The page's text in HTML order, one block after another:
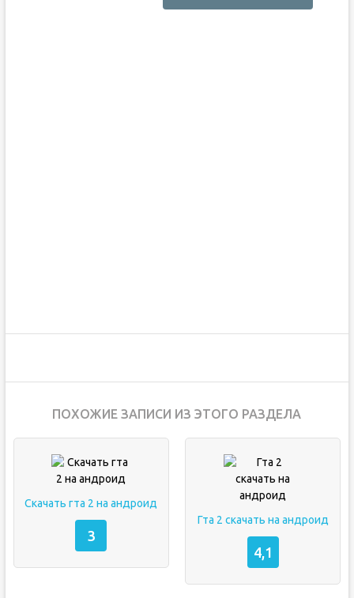
ПОХОЖИЕ ЗАПИСИ ИЗ ЭТОГО РАЗДЕЛА
Скачать гта 2 на андроид
3
Гта 2 скачать на андроид
4,1